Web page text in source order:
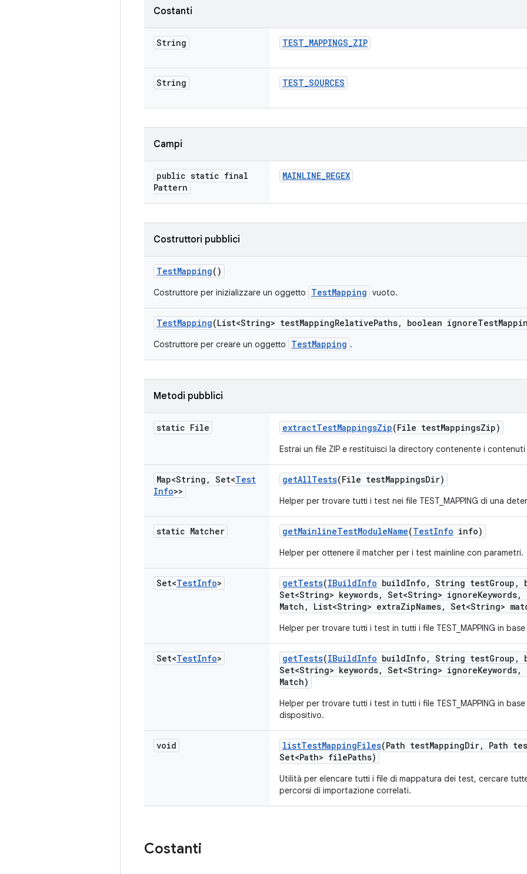
Costanti
String TEST_MAPPINGS_ZIP
String TEST_SOURCES
Campi
public static final
Pattern
MAINLINE_REGEX
Costruttori pubblici
TestMapping()
Costruttore per inizializzare un oggetto TestMapping vuoto.
TestMapping(List<String> testMappingRelativePaths, boolean ignoreTest
Costruttore per creare un oggetto TestMapping .
Metodi pubblici
static File extractTestMappingsZip(File testMappingsZip)
Estrai un file ZIP e restituisci la directory contenente i
Map<String , Set<Test
Info>>
getAllTests(File testMappingsDir)
Helper per trovare tutti i test nei file TEST_MAPPING di una
static Matcher getMainlineTestModuleName(TestInfo info)
Helper per ottenere il matcher per i test mainline con parametri.
Set<TestInfo> getTests(IBuildInfo buildInfo , String testGroup ,
Set<String> keywords, Set<String> ignoreKeywords,
Match , List<String> extraZipNames, Set<String>
Helper per trovare tutti i test in tutti i file TEST_MAPPING in
Set<TestInfo> getTests(IBuildInfo buildInfo , String testGroup ,
Set<String> keywords, Set<String> ignoreKeywords,
Match)
Helper per trovare tutti i test in tutti i file TEST_MAPPING in
dispositivo.
void listTestMappingFiles(Path testMappingDir, Path
Set<Path> filePaths)
Utilità per elencare tutti i file di mappatura dei test, cercare
percorsi di importazione correlati.
Costanti